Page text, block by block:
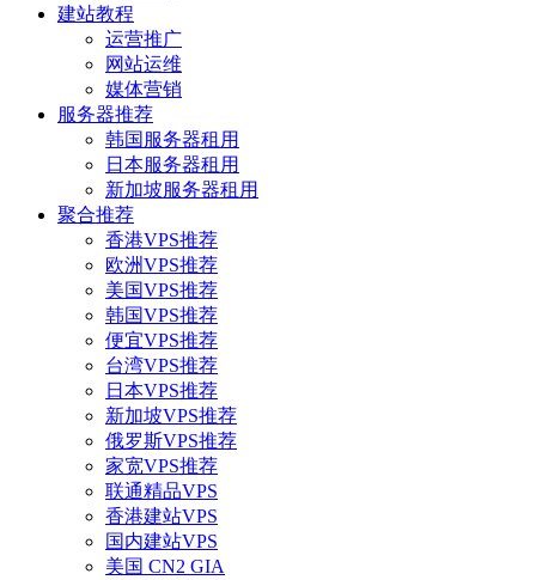
建站教程
运营推广
网站运维
媒体营销
服务器推荐
韩国服务器租用
日本服务器租用
新加坡服务器租用
聚合推荐
香港VPS推荐
欧洲VPS推荐
美国VPS推荐
韩国VPS推荐
便宜VPS推荐
台湾VPS推荐
日本VPS推荐
新加坡VPS推荐
俄罗斯VPS推荐
家宽VPS推荐
联通精品VPS
香港建站VPS
国内建站VPS
美国 CN2 GIA